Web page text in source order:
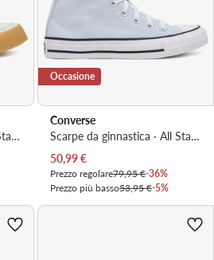
Scarpe da ginnastica · All Star · Nero
Occasione
Converse
Scarpe da ginnastica · All Star · Azzurro chiaro
Prezzo attuale
50,99€
Prezzo regolare79,95 €-36%
Prezzo più basso53,95 €-5%